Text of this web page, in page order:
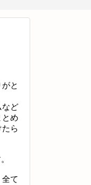
と
など
め
ら
て